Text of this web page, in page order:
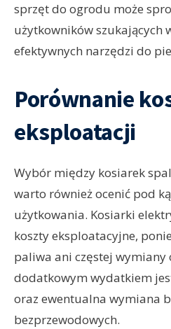
sprzęt do ogrodu może
użytkowników szukających
efektywnych narzędzi do
Porównanie
eksploatacji
Wybór między kosiarek
warto również ocenić pod
użytkowania. Kosiarki
koszty eksploatacyjne,
paliwa ani częstej wymiany
dodatkowym wydatkiem
oraz ewentualna wymiana
bezprzewodowych.